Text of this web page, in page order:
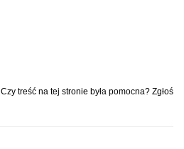
Czy treść na tej stronie była pomocna? Zgłoś